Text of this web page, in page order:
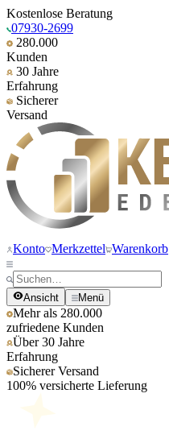
Kostenlose Beratung
07930-2699
280.000
Kunden
30 Jahre
Erfahrung
Sicherer
Versand
Konto Merkzettel Warenkorb
Ansicht Menü
Mehr als 280.000
zufriedene Kunden
Über 30 Jahre
Erfahrung
Sicherer Versand
100% versicherte Lieferung